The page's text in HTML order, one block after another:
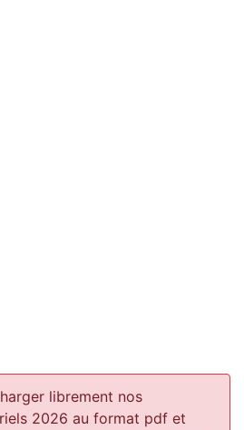
librement nos
2026 au format pdf et